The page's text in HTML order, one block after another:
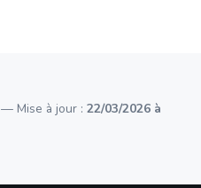
— Mise à jour : 22/03/2026 à